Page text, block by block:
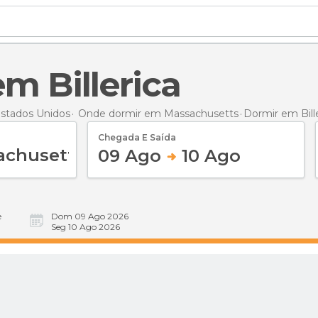
Billerica
Unidos Onde dormir em Massachusetts Dormir em
Chegada E Saída
09 Ago 10 Ago
Dom 09 Ago 2026
Seg 10 Ago 2026